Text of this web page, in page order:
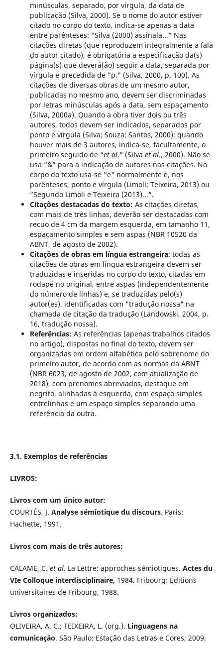
minúsculas, separado, por vírgula, da data de
publicação (Silva, 2000). Se o nome do autor estiver
citado no corpo do texto, indica-se apenas a data
entre parênteses: “Silva (2000) assinala...” Nas
citações diretas (que reproduzem integralmente a fala
do autor citado), é obrigatória a especificação da(s)
página(s) que deverá(ão) seguir a data, separada por
vírgula e precedida de "p." (Silva, 2000, p. 100). As
citações de diversas obras de um mesmo autor,
publicadas no mesmo ano, devem ser discriminadas
por letras minúsculas após a data, sem espaçamento
(Silva, 2000a). Quando a obra tiver dois ou três
autores, todos devem ser indicados, separados por
ponto e vírgula (Silva; Souza; Santos, 2000); quando
houver mais de 3 autores, indica-se, facultamente, o
primeiro seguido de “et al.” (Silva et al., 2000). Não se
usa “&” para a indicação de autores nas citações. No
corpo do texto usa-se "e" normalmente e, nos
parênteses, ponto e vírgula (Limoli; Teixeira, 2013) ou
“Segundo Limoli e Teixeira (2013)...”.
Citações destacadas do texto: As citações diretas,
com mais de três linhas, deverão ser destacadas com
recuo de 4 cm da margem esquerda, em tamanho 11,
espaçamento simples e sem aspas (NBR 10520 da
ABNT, de agosto de 2002).
Citações de obras em língua estrangeira: todas as
citações de obras em língua estrangeira devem ser
traduzidas e inseridas no corpo do texto, citadas em
rodapé no original, entre aspas (independentemente
do número de linhas) e, se traduzidas pelo(s)
autor(es), identificadas com "tradução nossa" na
chamada de citação da tradução (Landowski, 2004, p.
16, tradução nossa).
Referências: As referências (apenas trabalhos citados
no artigo), dispostas no final do texto, devem ser
organizadas em ordem alfabética pelo sobrenome do
primeiro autor, de acordo com as normas da ABNT
(NBR 6023, de agosto de 2002, com atualização de
2018), com prenomes abreviados, destaque em
negrito, alinhadas à esquerda, com espaço simples
entrelinhas e um espaço simples separando uma
referência da outra.
3.1. Exemplos de referências
LIVROS:
Livros com um único autor:
COURTÉS, J. Analyse sémiotique du discours. Paris:
Hachette, 1991.
Livros com mais de três autores:
CALAME, C. et al. La Lettre: approches sémiotiques. Actes du
VIe Colloque interdisciplinaire, 1984. Fribourg: Éditions
universitaires de Fribourg, 1988.
Livros organizados:
OLIVEIRA, A. C.; TEIXEIRA, L. (org.). Linguagens na
comunicação. São Paulo: Estação das Letras e Cores, 2009.